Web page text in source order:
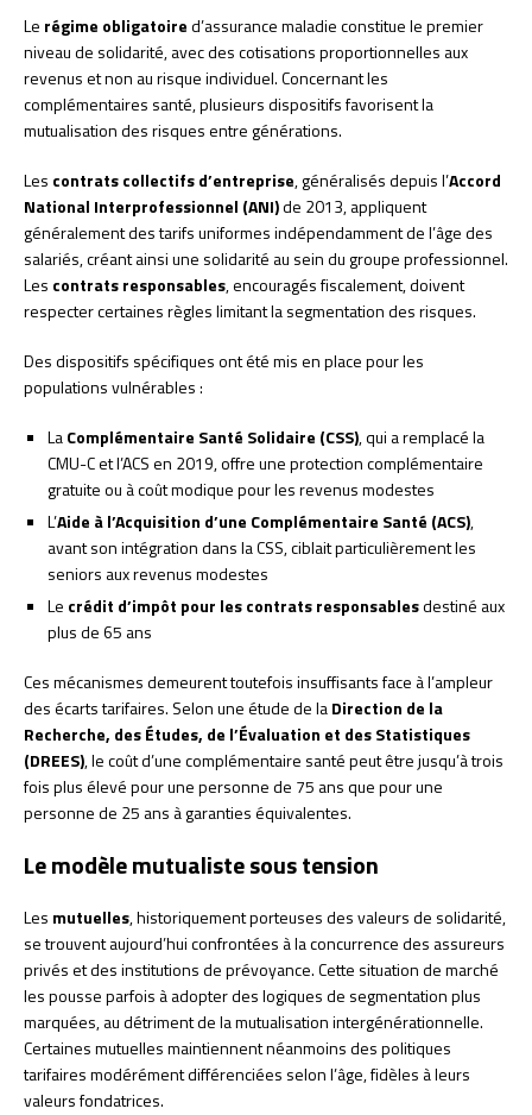
Le régime obligatoired’assurance maladie constitue le premier
niveau de solidarité, avec des cotisations proportionnelles aux
revenus et non au risque individuel. Concernant les
complémentaires santé, plusieurs dispositifs favorisent la
mutualisation des risques entre générations.
Les contrats collectifs d’entreprise, généralisés depuis l’Accord
National Interprofessionnel (ANI)de 2013, appliquent
généralement des tarifs uniformes indépendamment de l’âge des
salariés, créant ainsi une solidarité au sein du groupe professionnel.
Les contrats responsables, encouragés fiscalement, doivent
respecter certaines règles limitant la segmentation des risques.
Des dispositifs spécifiques ont été mis en place pour les
populations vulnérables :
LaComplémentaire Santé Solidaire (CSS), qui a remplacé la
CMU-C et l’ACS en 2019, offre une protection complémentaire
gratuite ou à coût modique pour les revenus modestes
L’Aide à l’Acquisition d’une Complémentaire Santé (ACS),
avant son intégration dans la CSS, ciblait particulièrement les
seniors aux revenus modestes
Le crédit d’impôt pour les contrats responsablesdestiné aux
plus de 65 ans
Ces mécanismes demeurent toutefois insuffisants face à l’ampleur
des écarts tarifaires. Selon une étude de laDirection de la
Recherche, des Études, de l’Évaluation et des Statistiques
(DREES), le coût d’une complémentaire santé peut être jusqu’à trois
fois plus élevé pour une personne de 75 ans que pour une
personne de 25 ans à garanties équivalentes.
Le modèle mutualiste sous tension
Les mutuelles, historiquement porteuses des valeurs de solidarité,
se trouvent aujourd’hui confrontées à la concurrence des assureurs
privés et des institutions de prévoyance. Cette situation de marché
les pousse parfois à adopter des logiques de segmentation plus
marquées, au détriment de la mutualisation intergénérationnelle.
Certaines mutuelles maintiennent néanmoins des politiques
tarifaires modérément différenciées selon l’âge, fidèles à leurs
valeurs fondatrices.